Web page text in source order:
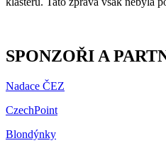
SPONZOŘI A
Nadace ČEZ
CzechPoint
Blondýnky